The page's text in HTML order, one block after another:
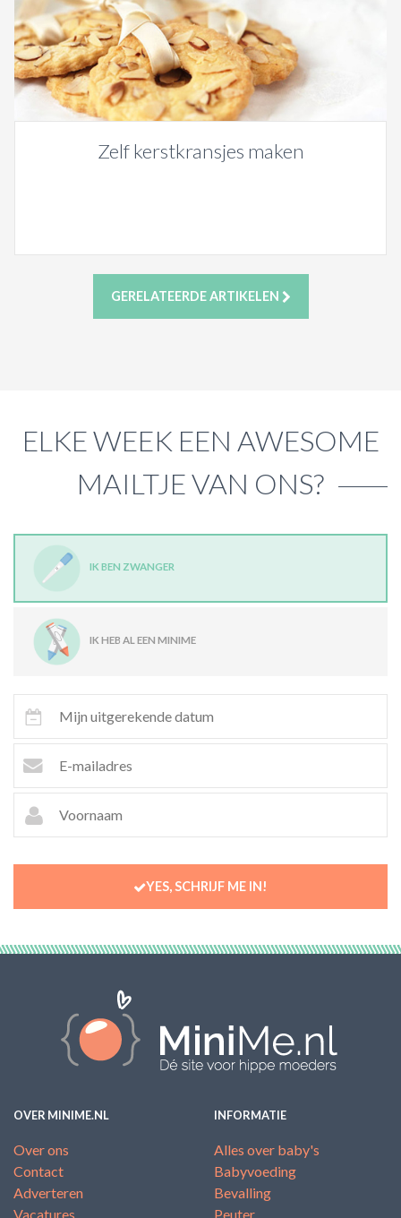
Zelf kerstkransjes maken
GERELATEERDE ARTIKELEN
ELKE WEEK EEN AWESOME
MAILTJE VAN ONS?
IK BEN ZWANGER
IK HEB AL EEN MINIME
YES, SCHRIJF ME IN!
OVER MINIME.NL
Over ons
Contact
Adverteren
Vacatures
INFORMATIE
Alles over baby's
Babyvoeding
Bevalling
Peuter